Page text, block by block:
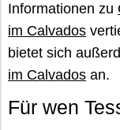
Informationen zu
im Calvados
bietet sich
im Calvados an.
Für wen